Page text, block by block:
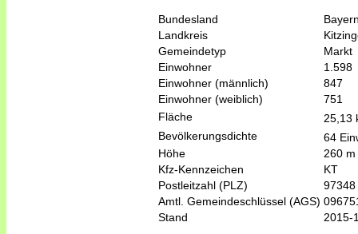
Bundesland
Landkreis
Gemeindetyp
Markt
Einwohner
1.598
Einwohner (männlich)
847
Einwohner (weiblich)
751
Fläche
25,13
Bevölkerungsdichte
64
Höhe
260
Kfz-Kennzeichen
KT
Postleitzahl (PLZ)
97348
Amtl. Gemeindeschlüssel (AGS)
Stand
2015-